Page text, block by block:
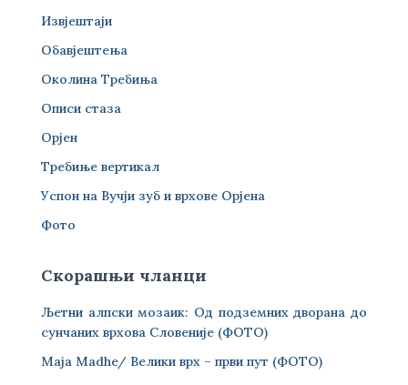
Извјештаји
Обавјештења
Околина Требиња
Описи стаза
Орјен
Требиње вертикал
Успон на Вучји зуб и врхове Орјена
Фото
Скорашњи чланци
Љетни алпски мозаик: Од подземних дворана до
сунчаних врхова Словеније (ФОТО)
Maja Madhe/ Велики врх – први пут (ФОТО)